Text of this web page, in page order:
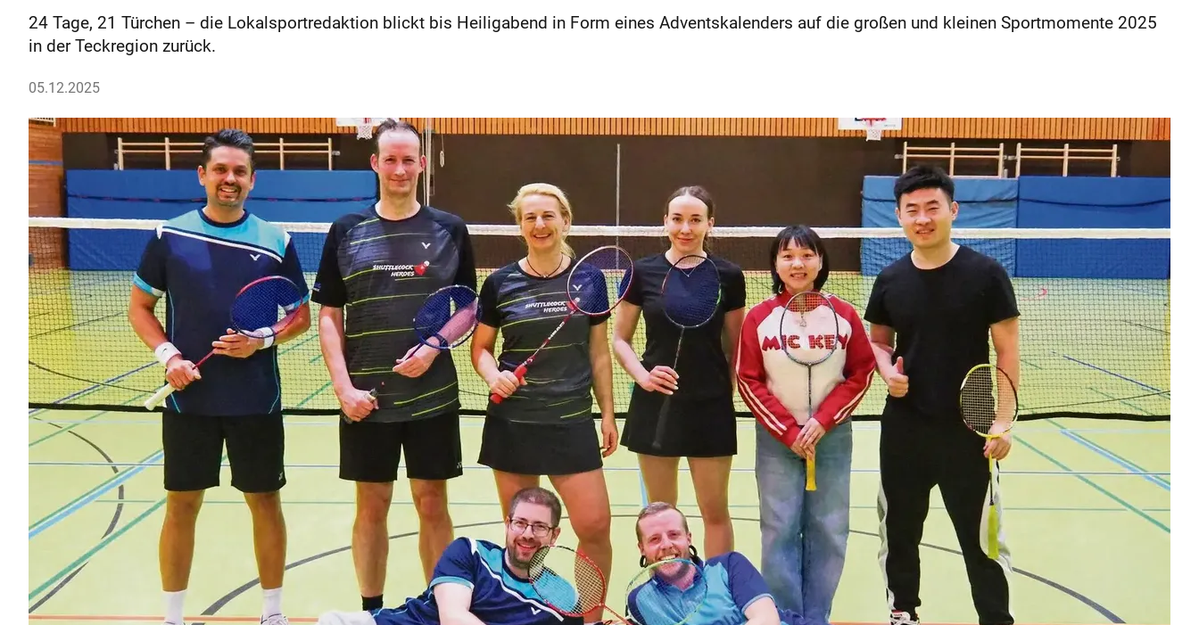
24 Tage, 21 Türchen – die Lokalsportredaktion blickt bis Heiligabend in Form eines Adventskalenders auf die großen und kleinen Sportmomente 2025
in der Teckregion zurück.
05.12.2025